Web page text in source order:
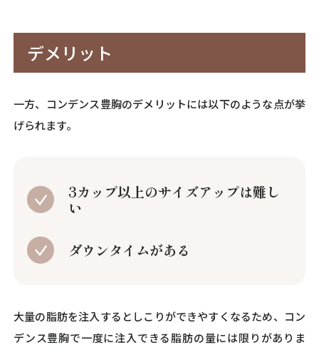
デメリット
一方、コンデンス豊胸のデメリットには以下のような点が挙
げられます。
3カップ以上のサイズアップは難し
い
ダウンタイムがある
大量の脂肪を注入するとしこりができやすくなるため、コン
デンス豊胸で一度に注入できる脂肪の量には限りがありま